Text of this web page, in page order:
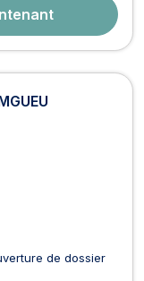
de dossier